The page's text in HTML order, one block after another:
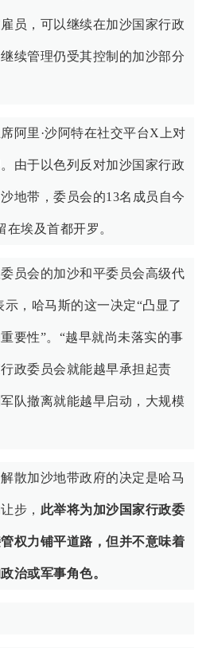
员，可以继续在加沙国家行政
续管理仍受其控制的加沙部分
阿里·沙阿特在社交平台X上对
由于以色列反对加沙国家行政
地带，委员会的13名成员自今
埃及首都开罗。
员会的加沙和平委员会高级代
示，哈马斯的这一决定“凸显了
要性”。“越早就尚未落实的事
政委员会就能越早承担起责
队撤离就能越早启动，大规模
散加沙地带政府的决定是哈马
步， 此举将为加沙国家行政委
权力铺平道路，但并不意味着
治或军事角色。